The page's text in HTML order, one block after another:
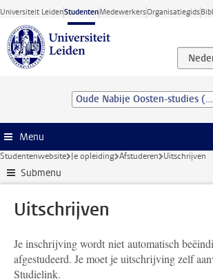
Ga direct naar de inhoud
Universiteit LeidenStudentenMedewerkersOrganisatiegids
Oude Nabije Oosten-studies (BA)
Menu
Studentenwebsite Je opleiding Afstuderen Uitschrijven
Submenu
Uitschrijven
Je inschrijving wordt niet automatisch
afgestudeerd. Je moet je uitschrijving zelf
Studielink.